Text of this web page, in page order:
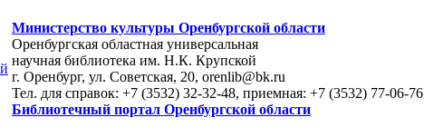
Министерство культуры Оренбургской области
Оренбургская областная универсальная
научная библиотека им. Н.К. Крупской
г. Оренбург, ул. Советская, 20, orenlib@bk.ru
Тел. для справок: +7 (3532) 32-32-48, приемная: +7 (3532) 77-06-76
Библиотечный портал Оренбургской области